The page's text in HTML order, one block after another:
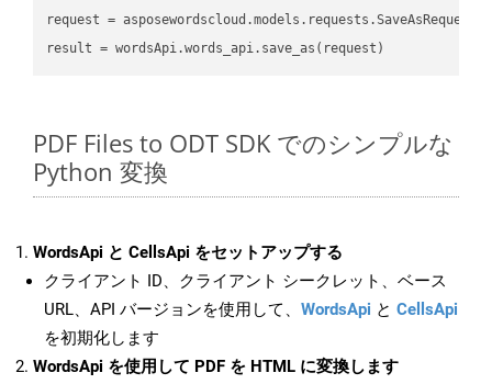
request
result
PDF Files to ODT SDK でのシンプルな
Python 変換
WordsApi と CellsApi をセットアップする
クライアント ID、クライアント シークレット、ベース
URL、API バージョンを使用して、 WordsApi と CellsApi
を初期化します
WordsApi を使用して PDF を HTML に変換します